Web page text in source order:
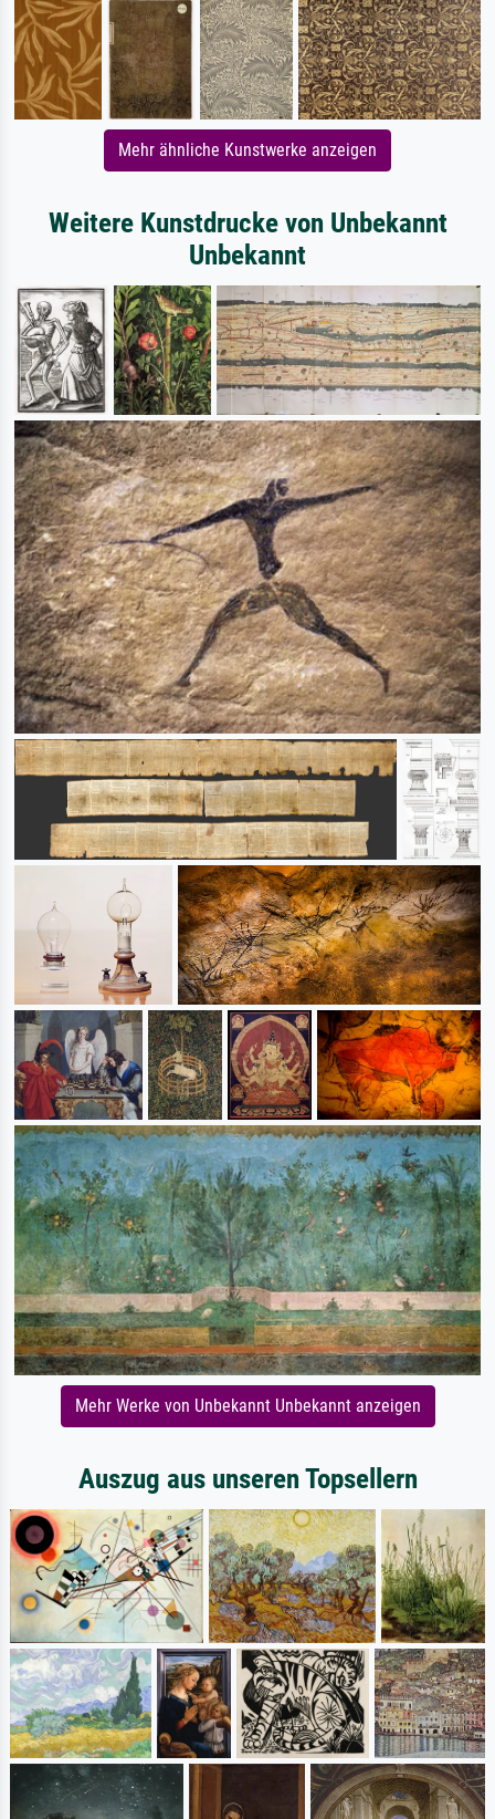
Mehr ähnliche Kunstwerke anzeigen
Weitere Kunstdrucke von Unbekannt
Unbekannt
Mehr Werke von Unbekannt Unbekannt anzeigen
Auszug aus unseren Topsellern